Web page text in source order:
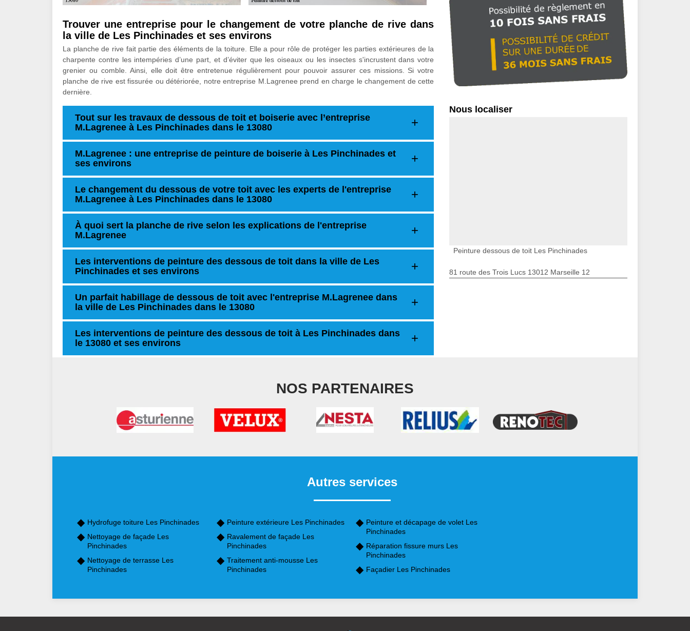
Trouver une entreprise pour le changement de votre planche de rive dans
la ville de Les Pinchinades et ses environs
La planche de rive fait partie des éléments de la toiture. Elle a pour rôle de protéger les parties extérieures de la
charpente contre les intempéries d’une part, et d’éviter que les oiseaux ou les insectes s'incrustent dans votre
grenier ou comble. Ainsi, elle doit être entretenue régulièrement pour pouvoir assurer ces missions. Si votre
planche de rive est fissurée ou détériorée, notre entreprise M.Lagrenee prend en charge le changement de cette
dernière.
Tout sur les travaux de dessous de toit et boiserie avec l’entreprise
M.Lagrenee à Les Pinchinades dans le 13080
M.Lagrenee : une entreprise de peinture de boiserie à Les Pinchinades et
ses environs
Le changement du dessous de votre toit avec les experts de l'entreprise
M.Lagrenee à Les Pinchinades dans le 13080
À quoi sert la planche de rive selon les explications de l'entreprise
M.Lagrenee
Les interventions de peinture des dessous de toit dans la ville de Les
Pinchinades et ses environs
Un parfait habillage de dessous de toit avec l'entreprise M.Lagrenee dans
la ville de Les Pinchinades dans le 13080
Les interventions de peinture des dessous de toit à Les Pinchinades dans
le 13080 et ses environs
Nous localiser
Peinture dessous de toit Les Pinchinades
81 route des Trois Lucs 13012 Marseille 12
NOS PARTENAIRES
Autres services
Hydrofuge toiture Les Pinchinades
Nettoyage de façade Les
Pinchinades
Nettoyage de terrasse Les
Pinchinades
Peinture extérieure Les Pinchinades
Ravalement de façade Les
Pinchinades
Traitement anti-mousse Les
Pinchinades
Peinture et décapage de volet Les
Pinchinades
Réparation fissure murs Les
Pinchinades
Façadier Les Pinchinades